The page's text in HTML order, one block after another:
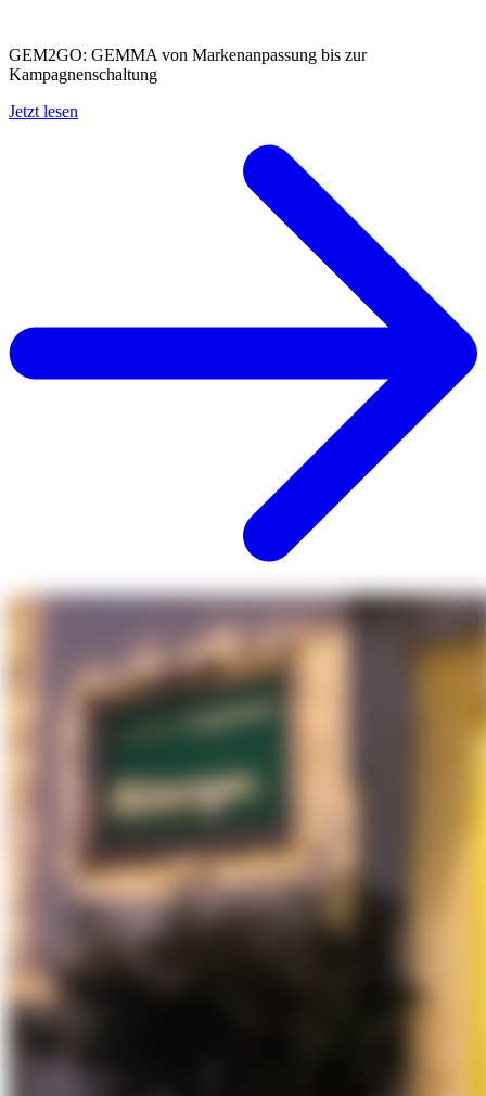
GEM2GO: GEMMA von Markenanpassun­g bis zur
Kampagnenschal­tung
Jetzt lesen